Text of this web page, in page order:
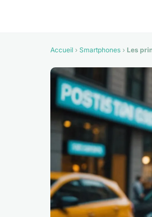
Accueil › Smartphones › Les